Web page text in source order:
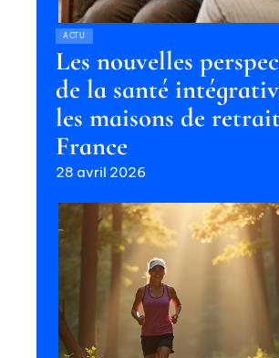
ACTU
Les nouvelles
de la santé
les maisons de
France
28 avril 2026